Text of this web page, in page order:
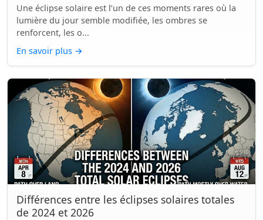
Une éclipse solaire est l’un de ces moments rares où la
lumière du jour semble modifiée, les ombres se
renforcent, les o...
En savoir plus →
Différences entre les éclipses solaires totales
de 2024 et 2026